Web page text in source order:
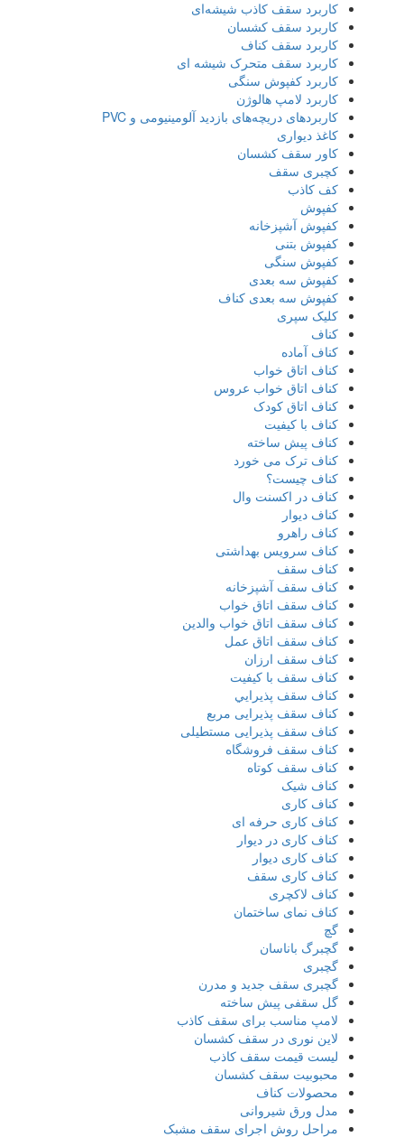
کاربرد سقف کاذب شیشه‌ای
کاربرد سقف کشسان
کاربرد سقف کناف
کاربرد سقف متحرک شیشه ای
کاربرد کفپوش سنگی
کاربرد لامپ هالوژن
کاربردهای دریچه‌های بازدید آلومینیومی و PVC
کاغذ دیواری
کاور سقف کشسان
کچبری سقف
کف کاذب
کفپوش
کفپوش آشپزخانه
کفپوش بتنی
کفپوش سنگی
کفپوش سه بعدی
کفپوش سه بعدی کناف
کلیک سپری
کناف
کناف آماده
کناف اتاق خواب
کناف اتاق خواب عروس
کناف اتاق کودک
کناف با کیفیت
کناف پیش ساخته
کناف ترک می خورد
کناف چیست؟
کناف در اکسنت وال
کناف دیوار
کناف راهرو
کناف سرویس بهداشتی
کناف سقف
کناف سقف آشپزخانه
کناف سقف اتاق خواب
کناف سقف اتاق خواب والدین
کناف سقف اتاق عمل
کناف سقف ارزان
کناف سقف با کیفیت
کناف سقف پذيرايي
کناف سقف پذیرایی مربع
کناف سقف پذیرایی مستطیلی
کناف سقف فروشگاه
کناف سقف کوتاه
کناف شیک
کناف کاری
کناف کاری حرفه ای
کناف کاری در دیوار
کناف کاری دیوار
کناف کاری سقف
کناف لاکچری
کناف نمای ساختمان
گچ
گچبرگ باناسان
گچبری
گچبری سقف جدید و مدرن
گل سقفی پیش ساخته
لامپ مناسب برای سقف کاذب
لاین نوری در سقف کشسان
لیست قیمت سقف کاذب
محبوبیت سقف کشسان
محصولات کناف
مدل ورق شیروانی
مراحل روش اجرای سقف مشبک